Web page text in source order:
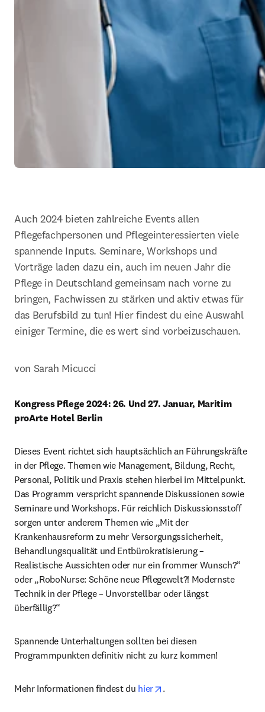
Auch 2024 bieten zahlreiche Events allen
Pflegefachpersonen und Pflegeinteressierten viele
spannende Inputs. Seminare, Workshops und
Vorträge laden dazu ein, auch im neuen Jahr die
Pflege in Deutschland gemeinsam nach vorne zu
bringen, Fachwissen zu stärken und aktiv etwas für
das Berufsbild zu tun! Hier findest du eine Auswahl
einiger Termine, die es wert sind vorbeizuschauen.
von Sarah Micucci
Kongress Pflege 2024: 26. Und 27. Januar, Maritim
proArte Hotel Berlin
Dieses Event richtet sich hauptsächlich an Führungskräfte
in der Pflege. Themen wie Management, Bildung, Recht,
Personal, Politik und Praxis stehen hierbei im Mittelpunkt.
Das Programm verspricht spannende Diskussionen sowie
Seminare und Workshops. Für reichlich Diskussionsstoff
sorgen unter anderem Themen wie „Mit der
Krankenhausreform zu mehr Versorgungssicherheit,
Behandlungsqualität und Entbürokratisierung –
Realistische Aussichten oder nur ein frommer Wunsch?“
oder „RoboNurse: Schöne neue Pflegewelt?! Modernste
Technik in der Pflege – Unvorstellbar oder längst
überfällig?“
Spannende Unterhaltungen sollten bei diesen
Programmpunkten definitiv nicht zu kurz kommen!
Mehr Informationen findest du hier opens in new tab/window
.